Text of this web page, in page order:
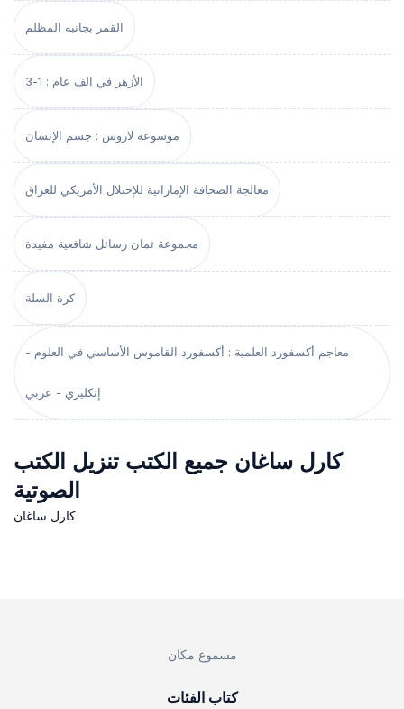
القمر بجانبه المظلم
الأزهر في الف عام : 1-3
موسوعة لاروس : جسم الإنسان
معالجة الصحافة الإماراتية للإحتلال الأمريكي للعراق
مجموعة ثمان رسائل شافعية مفيدة
كرة السلة
معاجم أكسفورد العلمية : أكسفورد القاموس الأساسي في العلوم -
إنكليزي - عربي
كارل ساغان جميع الكتب تنزيل الكتب
الصوتية
كارل ساغان
مسموع مكان
كتاب الفئات